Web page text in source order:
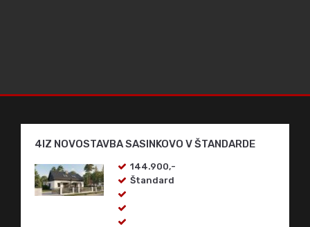
4IZ NOVOSTAVBA SASINKOVO V ŠTANDARDE
144.900,-
Štandard